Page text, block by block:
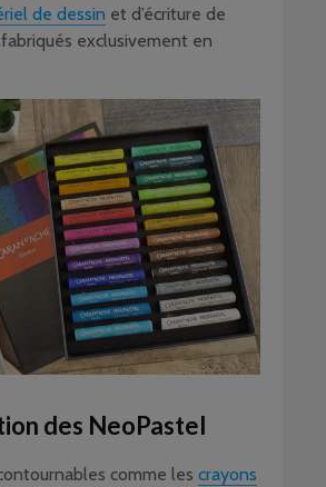
de dessin et d’écriture de
exclusivement en
des NeoPastel
comme les crayons